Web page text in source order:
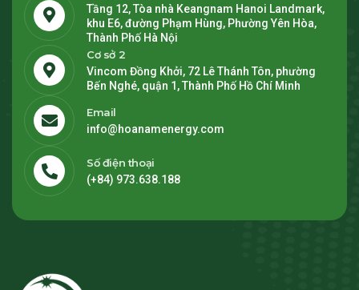
Tầng 12, Tòa nhà Keangnam Hanoi Landmark,
khu E6, đường Phạm Hùng, Phường Yên Hòa,
Thành Phố Hà Nội
Cơ sở 2
Vincom Đồng Khởi, 72 Lê Thánh Tôn, phường
Bến Nghé, quận 1, Thành Phố Hồ Chí Minh
Email
info@hoanamenergy.com
Số điện thoại
(+84) 973.638.188